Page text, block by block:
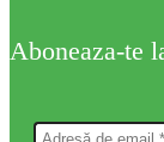
Aboneaza-te